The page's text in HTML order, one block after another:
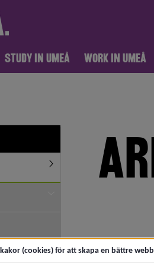
STUDY IN UMEÅ WORK IN UMEÅ
Undermeny för 2026
(cookies) för att skapa en bättre